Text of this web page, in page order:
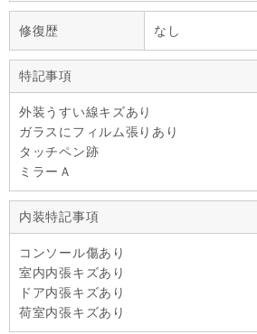
修復歴 なし
特記事項
外装うすい線キズあり
ガラスにフィルム張りあり
タッチペン跡
ミラーＡ
内装特記事項
コンソール傷あり
室内内張キズあり
ドア内張キズあり
荷室内張キズあり